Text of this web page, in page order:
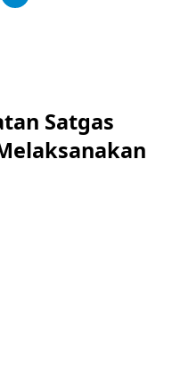
Satgas